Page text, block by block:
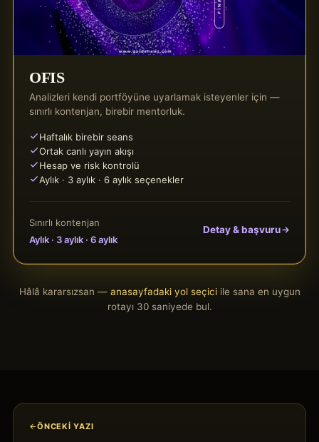
OFIS
Analizleri kendi portföyüne uyarlamak isteyenler için —
sınırlı kontenjan, birebir mentorluk.
Haftalık birebir seans
Ortak canlı yayın akışı
Hesap ve risk kontrolü
Aylık · 3 aylık · 6 aylık seçenekler
Sınırlı kontenjan
Aylık · 3 aylık · 6 aylık
Detay & başvuru
Hâlâ kararsızsan — anasayfadaki yol seçiciile sana en uygun
rotayı 30 saniyede bul.
ÖNCEKI YAZI